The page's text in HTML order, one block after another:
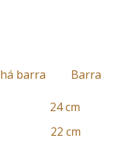
Barra
24 cm
22 cm